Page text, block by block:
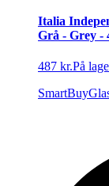
Italia
Grå - Grey -
487 kr.På